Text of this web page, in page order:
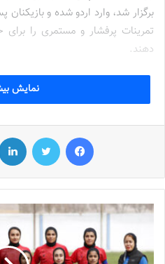
برگزار شد، وارد اردو شده و
تمرینات پرفشار و مستمری را
دهند.
شیربیگی گفت: زمان آماده سازی
ما همه تلاش خود را می کنیم تا
می دانید تیم ازبکستان حریف
محسوب می شود و از مدتها قبل در
عکس: سهیل سعادتمندی
نوشته های مشابه
جنجال جدید
نمایش